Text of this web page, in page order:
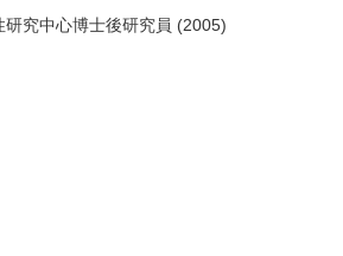
究中心博士後研究員 (2005)